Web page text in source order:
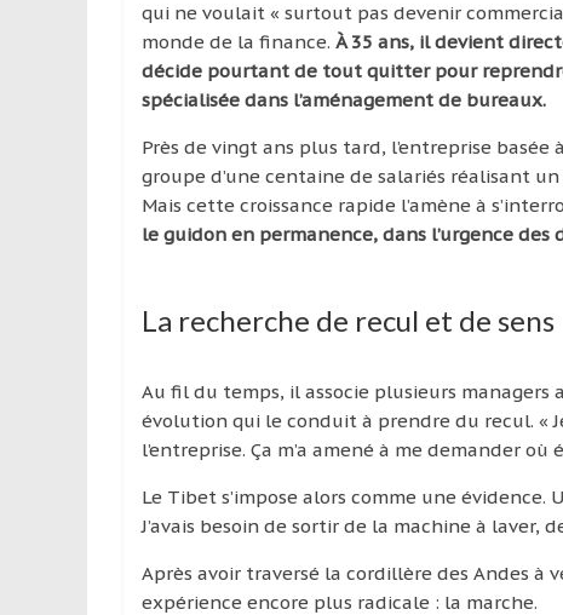
qui ne voulait « surtout pas devenir
monde de la finance. À 35 ans, il devient
décide pourtant de tout quitter pour
spécialisée dans l’aménagement de bureaux.
Près de vingt ans plus tard, l’entreprise
groupe d’une centaine de salariés réalisant
Mais cette croissance rapide l’amène à
le guidon en permanence, dans l’urgence des
La recherche de recul et de sens
Au fil du temps, il associe plusieurs
évolution qui le conduit à prendre du recul. «
l’entreprise. Ça m’a amené à me demander
Le Tibet s’impose alors comme une
J’avais besoin de sortir de la machine à laver,
Après avoir traversé la cordillère des Andes à
expérience encore plus radicale : la marche.